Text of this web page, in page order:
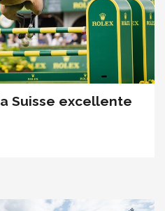
Suisse excellente